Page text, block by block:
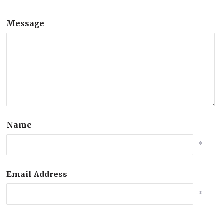
Message
Name
*
Email Address
*